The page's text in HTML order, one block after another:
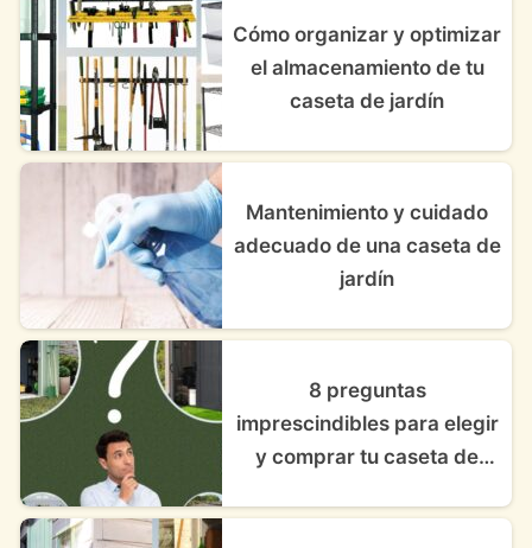
Cómo organizar y optimizar
el almacenamiento de tu
caseta de jardín
Mantenimiento y cuidado
adecuado de una caseta de
jardín
8 preguntas
imprescindibles para elegir
y comprar tu caseta de